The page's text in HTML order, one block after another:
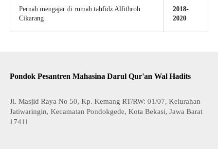
Pernah mengajar di rumah tahfidz Alfithroh
Cikarang
2018-
2020
Pondok Pesantren Mahasina Darul Qur'an Wal Hadits
Jl. Masjid Raya No 50, Kp. Kemang RT/RW: 01/07, Kelurahan
Jatiwaringin, Kecamatan Pondokgede, Kota Bekasi, Jawa Barat
17411